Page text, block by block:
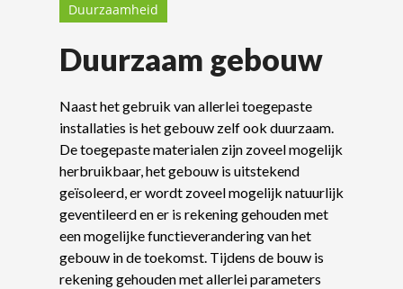
Duurzaamheid
Duurzaam gebouw
Naast het gebruik van allerlei toegepaste
installaties is het gebouw zelf ook duurzaam.
De toegepaste materialen zijn zoveel mogelijk
herbruikbaar, het gebouw is uitstekend
geïsoleerd, er wordt zoveel mogelijk natuurlijk
geventileerd en er is rekening gehouden met
een mogelijke functieverandering van het
gebouw in de toekomst. Tijdens de bouw is
rekening gehouden met allerlei parameters